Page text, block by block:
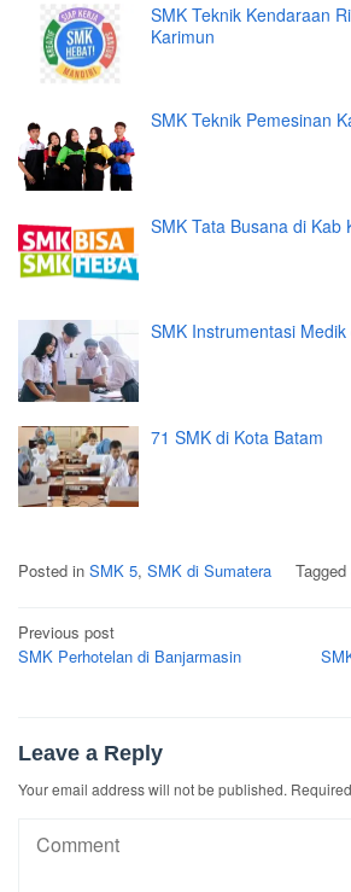
SMK Teknik Kendaraan
Karimun
SMK Teknik Pemesinan
SMK Tata Busana di Kab
SMK Instrumentasi
71 SMK di Kota Batam
Posted in SMK 5, SMK di Sumatera Tagged
Post
navigation
Previous post
SMK Perhotelan di Banjarmasin
Leave a Reply
Your email address will not be published.